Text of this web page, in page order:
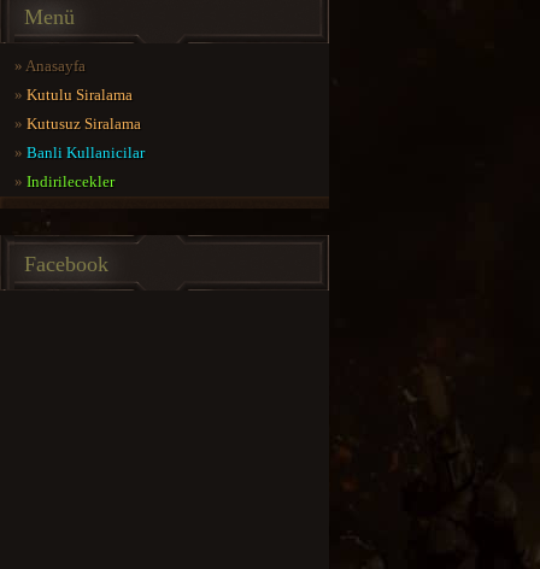
Menü
» Anasayfa
» Kutulu Siralama
» Kutusuz Siralama
» Banli Kullanicilar
» Indirilecekler
Facebook